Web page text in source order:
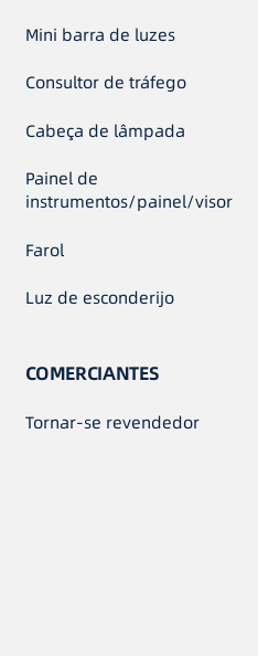
Mini barra de luzes
Consultor de tráfego
Cabeça de lâmpada
Painel de
instrumentos/painel/visor
Farol
Luz de esconderijo
COMERCIANTES
Tornar-se revendedor